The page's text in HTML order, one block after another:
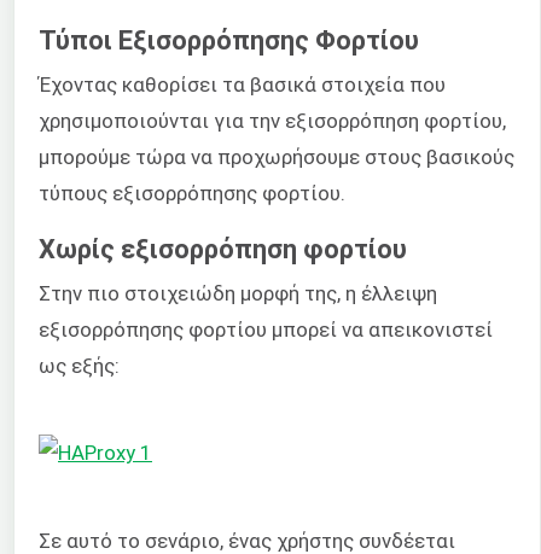
Τύποι Εξισορρόπησης Φορτίου
Έχοντας καθορίσει τα βασικά στοιχεία που
χρησιμοποιούνται για την εξισορρόπηση φορτίου,
μπορούμε τώρα να προχωρήσουμε στους βασικούς
τύπους εξισορρόπησης φορτίου.
Χωρίς εξισορρόπηση φορτίου
Στην πιο στοιχειώδη μορφή της, η έλλειψη
εξισορρόπησης φορτίου μπορεί να απεικονιστεί
ως εξής:
Σε αυτό το σενάριο, ένας χρήστης συνδέεται